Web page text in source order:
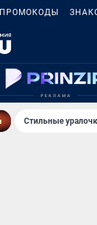
ПРОМОКОДЫ
Стильные